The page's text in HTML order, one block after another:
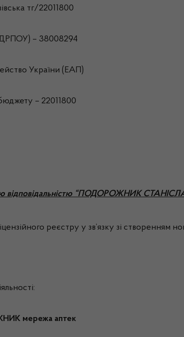
тг/22011800
– 38008294
України (ЕАП)
– 22011800
відповідальністю “ПОДОРОЖНИК
реєстру у зв’язку зі створенням
мережа аптек